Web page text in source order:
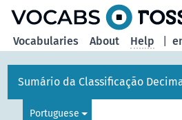
Vocabularies About Help
Sumário da Classificação
Portuguese